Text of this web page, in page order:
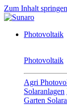
Zum Inhalt springen
Photovoltaik
Photovoltaik
Agri
Solaranlagen
Garten